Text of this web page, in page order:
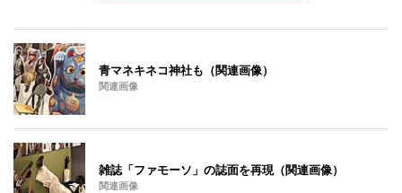
青マネキネコ神社も（関連画像）
関連画像
雑誌「ファモーソ」の誌面を再現（関連画像）
関連画像